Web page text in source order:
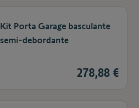
Kit Porta Garage basculante
semi-debordante
278,88 €